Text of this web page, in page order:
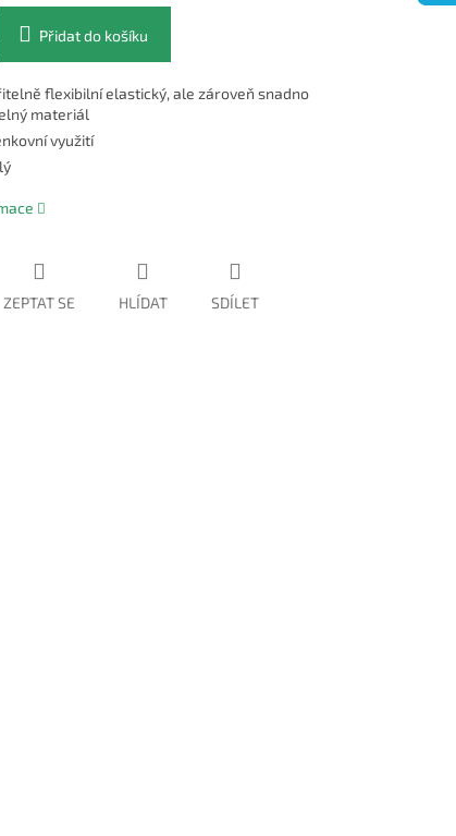
Přidat do košíku
flexibilní elastický, ale zároveň snadno
materiál
využití
ZEPTAT SE HLÍDAT SDÍLET